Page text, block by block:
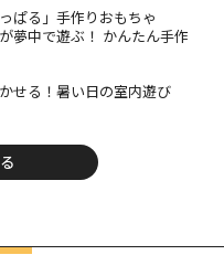
ぱる」手作りおもちゃ
夢中で遊ぶ！ かんたん手作
せる！暑い日の室内遊び